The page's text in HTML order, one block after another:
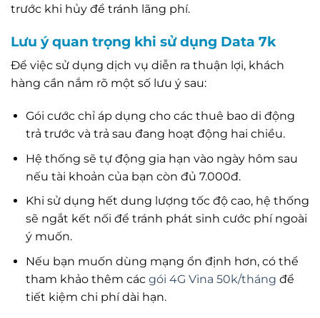
trước khi hủy để tránh lãng phí.
Lưu ý quan trọng khi sử dụng Data 7k
Để việc sử dụng dịch vụ diễn ra thuận lợi, khách
hàng cần nắm rõ một số lưu ý sau:
Gói cước chỉ áp dụng cho các thuê bao di động
trả trước và trả sau đang hoạt động hai chiều.
Hệ thống sẽ tự động gia hạn vào ngày hôm sau
nếu tài khoản của bạn còn đủ 7.000đ.
Khi sử dụng hết dung lượng tốc độ cao, hệ thống
sẽ ngắt kết nối để tránh phát sinh cước phí ngoài
ý muốn.
Nếu bạn muốn dùng mạng ổn định hơn, có thể
tham khảo thêm các gói 4G Vina 50k/tháng để
tiết kiệm chi phí dài hạn.